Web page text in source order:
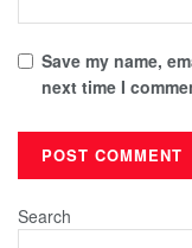
Save my name,
next time I
Search